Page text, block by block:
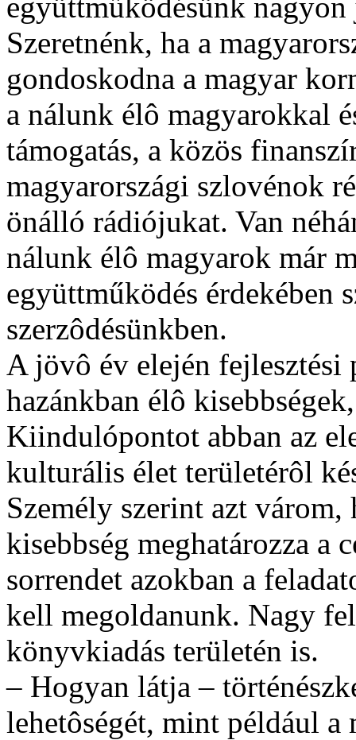
Szeretnénk, ha a
gondoskodna a magyar
a nálunk élô magyarokkal
támogatás, a közös
magyarországi szlovénok
önálló rádiójukat. Van
nálunk élô magyarok már
együttműködés érdekében
szerzôdésünkben.
A jövô év elején
hazánkban élô
Kiindulópontot abban az
kulturális élet területérôl
Személy szerint azt
kisebbség meghatározza a
sorrendet azokban a
kell megoldanunk. Nagy
könyvkiadás területén is.
– Hogyan látja –
lehetôségét, mint például